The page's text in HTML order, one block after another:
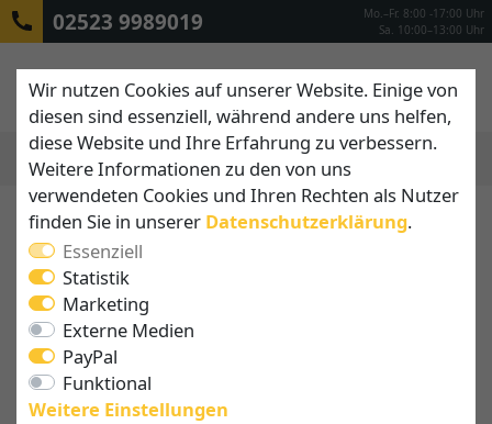
02523 9989019
Mo.–Fr. 8:00 -17:00 Uhr
Sa. 10:00–13:00 Uhr
Wir nutzen Cookies auf unserer Website. Einige von
diesen sind essenziell, während andere uns helfen,
diese Website und Ihre Erfahrung zu verbessern.
Weitere Informationen zu den von uns
verwendeten Cookies und Ihren Rechten als Nutzer
finden Sie in unserer Daten­schutz­erklärung.
Essenziell
Statistik
Marketing
Externe Medien
PayPal
Funktional
Weitere Einstellungen